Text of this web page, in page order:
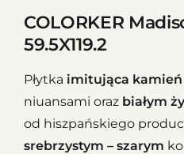
COLORKER
59.5X119.2
Płytka imitująca kamień
niuansami oraz białym
od hiszpańskiego
srebrzystym – szarym